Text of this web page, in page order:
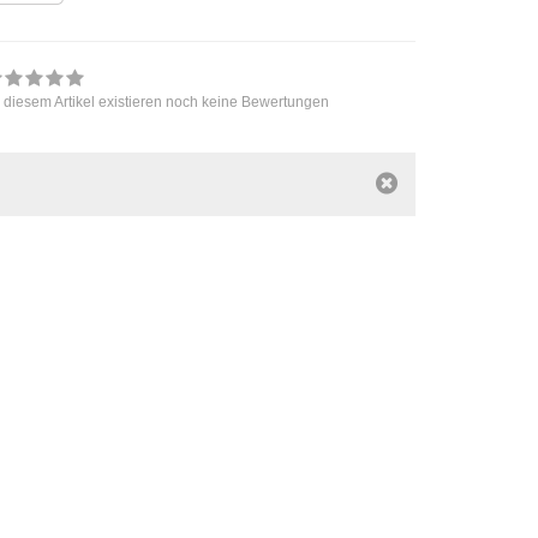
diesem Artikel existieren noch keine Bewertungen